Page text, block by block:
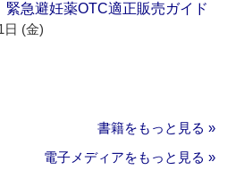
緊急避妊薬OTC適正販売ガイド
日 (金)
書籍をもっと見る »
電子メディアをもっと見る »